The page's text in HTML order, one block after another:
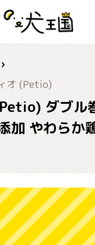
オ (Petio)
ダブル
加 やわらか